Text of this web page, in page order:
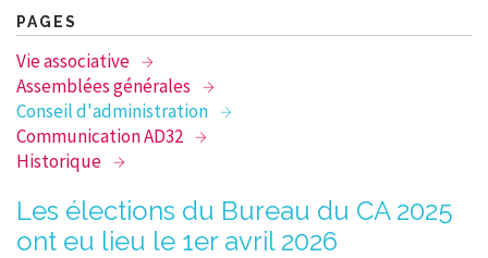
PRETS
ACCÈS CAD
RECHERCHER
CONTACT
PAGES
Vie associative
Assemblées générales
Conseil d'administration
Communication AD32
Historique
Les élections du Bureau du CA 2025
ont eu lieu le 1er avril 2026